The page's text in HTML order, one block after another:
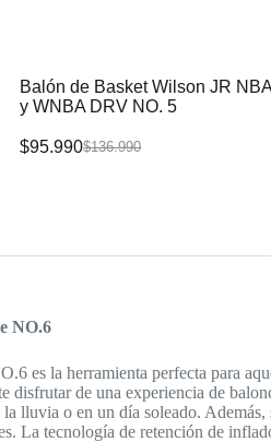
Balón de Basket Wilson JR NBA
y WNBA DRV NO. 5
$136.990
$95.990
NO.6
es la herramienta perfecta para
disfrutar de una experiencia de
lluvia o en un día soleado.
La tecnología de retención de